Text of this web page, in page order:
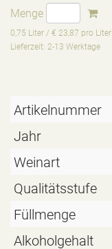
Menge
0,75 Liter / € 23,87 pro Liter
Lieferzeit: 2-13 Werktage
Artikelnummer
Jahr
Weinart
Qualitätsstufe
Füllmenge
Alkoholgehalt